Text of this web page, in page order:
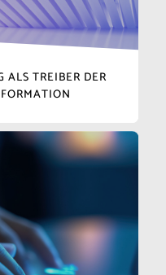
TREIBER DER